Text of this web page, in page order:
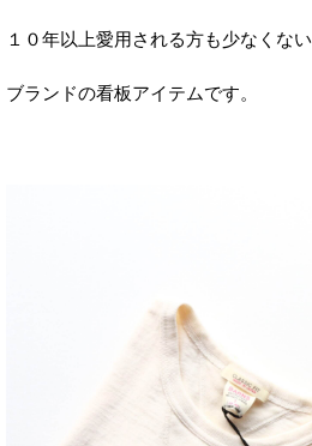
１０年以上愛用される方も少なくない
ブランドの看板アイテムです。